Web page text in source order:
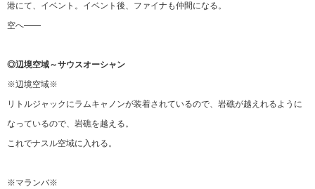
港にて、イベント。イベント後、ファイナも仲間になる。
空へ――
◎辺境空域～サウスオーシャン
※辺境空域※
リトルジャックにラムキャノンが装着されているので、岩礁が越えれるように
なっているので、岩礁を越える。
これでナスル空域に入れる。
※マランバ※